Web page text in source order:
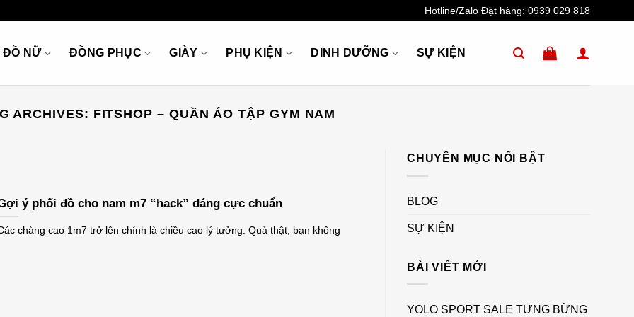
Hotline/Zalo Đặt hàng: 0939 029 818
ĐỒ NỮ ĐỒNG PHỤC GIÀY PHỤ KIỆN DINH DƯỠNG SỰ KIỆN
ARCHIVES: FITSHOP – QUẦN ÁO TẬP GYM NAM
ý phối đồ cho nam m7 “hack” dáng cực chuẩn
chàng cao 1m7 trở lên chính là chiều cao lý tưởng. Quả thật, bạn không
CHUYÊN MỤC NỔI BẬT
BLOG
SỰ KIỆN
BÀI VIẾT MỚI
YOLO SPORT SALE TƯNG BỪNG